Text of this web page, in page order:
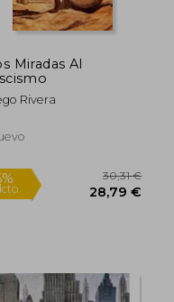
Miradas Al
Rivera